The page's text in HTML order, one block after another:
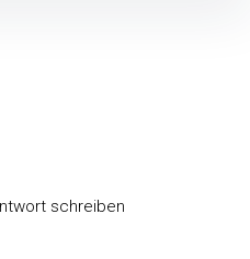
schreiben